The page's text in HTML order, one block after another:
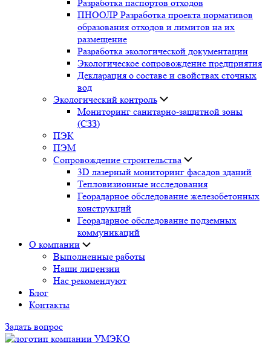
Разработка паспортов отходов
ПНООЛР Разработка проекта нормативов
образования отходов и лимитов на их
размещение
Разработка экологической документации
Экологическое сопровождение предприятия
Декларация о составе и свойствах сточных
вод
Экологический контроль
Мониторинг санитарно-защитной зоны
(СЗЗ)
ПЭК
ПЭМ
Сопровождение строительства
3D лазерный мониторинг фасадов зданий
Тепловизионные исследования
Георадарное обследование железобетонных
конструкций
Георадарное обследование подземных
коммуникаций
О компании
Выполненные работы
Наши лицензии
Нас рекомендуют
Блог
Контакты
Задать вопрос